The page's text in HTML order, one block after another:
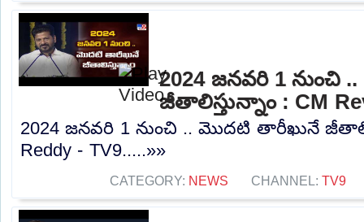
2024 జనవరి 1
జీతాలిస్తున్నాం : CM
2024 జనవరి 1 నుంచి .. మొదటి తారీఖునే
Reddy - TV9.....»»
CATEGORY: NEWS CHANNEL: TV9